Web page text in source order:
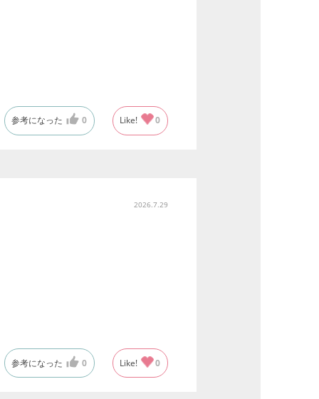
参考になった 0 Like! 0
2026.7.29
参考になった 0 Like! 0